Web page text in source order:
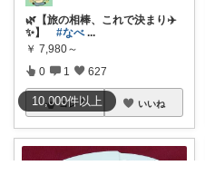
10,000件以上
🌿【旅の相棒、これで決まり✈️
✨】 #なべ ...
￥ 7,980～
0 1 627
コレ いいね